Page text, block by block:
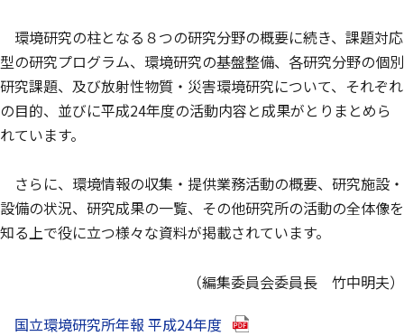
環境研究の柱となる８つの研究分野の概要に続き、課題対応
型の研究プログラム、環境研究の基盤整備、各研究分野の個別
研究課題、及び放射性物質・災害環境研究について、それぞれ
の目的、並びに平成24年度の活動内容と成果がとりまとめら
れています。
さらに、環境情報の収集・提供業務活動の概要、研究施設・
設備の状況、研究成果の一覧、その他研究所の活動の全体像を
知る上で役に立つ様々な資料が掲載されています。
（編集委員会委員長 竹中明夫）
国立環境研究所年報 平成24年度 （別ウインドウで開きます